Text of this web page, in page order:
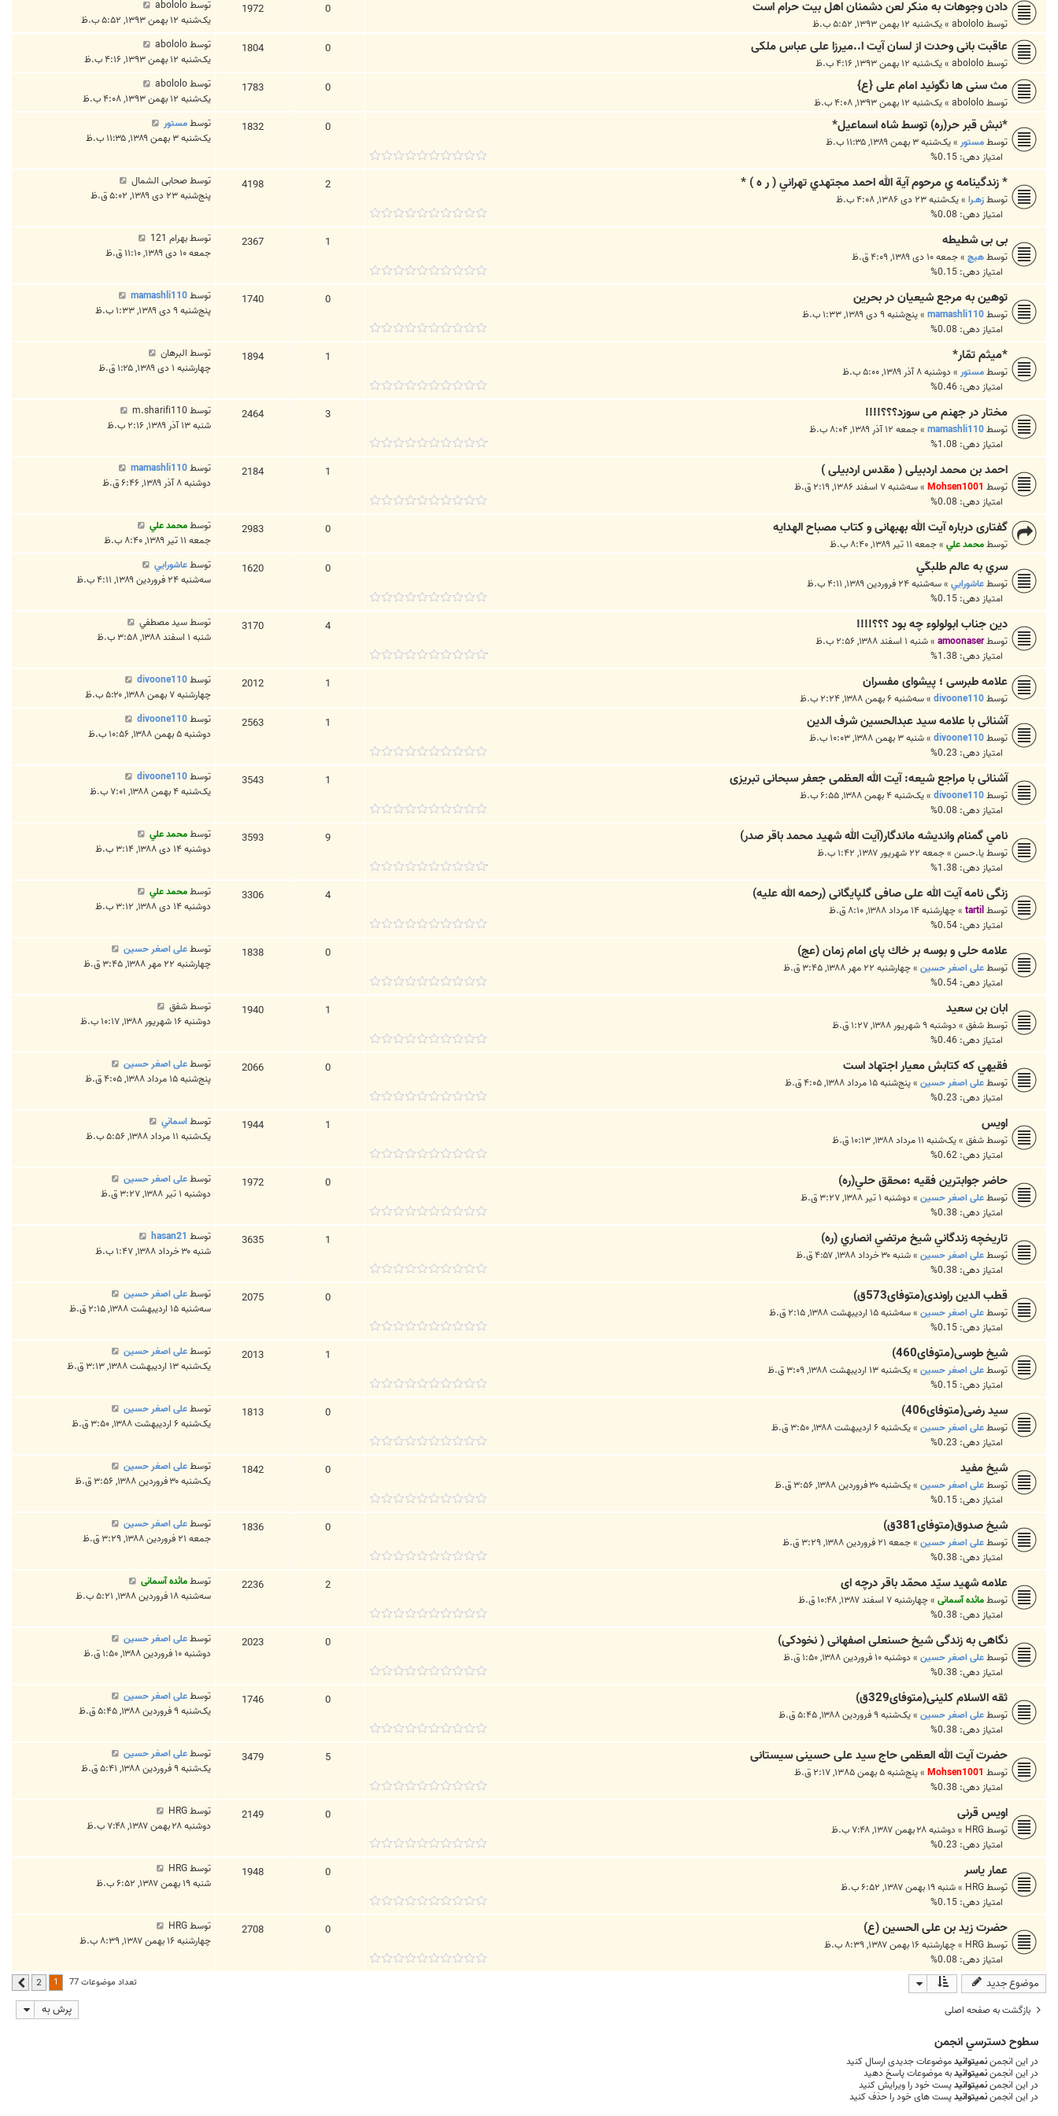
دادن وجوهات به منکر لعن دشمنان اهل بیت حرام است
توسطabololo
»یک‌شنبه ۱۲ بهمن ۱۳۹۳, ۵:۵۲ ب.ظ
0
1972 توسطabololo
یک‌شنبه ۱۲ بهمن ۱۳۹۳, ۵:۵۲ ب.ظ
عاقبت بانی وحدت از لسان آیت ا..میرزا علی عباس ملکی
توسطabololo
»یک‌شنبه ۱۲ بهمن ۱۳۹۳, ۴:۱۶ ب.ظ
0
1804 توسطabololo
یک‌شنبه ۱۲ بهمن ۱۳۹۳, ۴:۱۶ ب.ظ
مث سنی ها نگوئید امام علی {ع}
توسطabololo
»یک‌شنبه ۱۲ بهمن ۱۳۹۳, ۴:۰۸ ب.ظ
0
1783 توسطabololo
یک‌شنبه ۱۲ بهمن ۱۳۹۳, ۴:۰۸ ب.ظ
*نبش قبر حر(ره) توسط شاه اسماعیل*
توسطمستور »یک‌شنبه ۳ بهمن ۱۳۸۹, ۱۱:۳۵ ب.ظ
امتیاز دهی: 0.15%
0
1832 توسطمستور
یک‌شنبه ۳ بهمن ۱۳۸۹, ۱۱:۳۵ ب.ظ
* زندگينامه ي مرحوم آية الله احمد مجتهدي تهراني ( ر ه ) *
توسطزهـرا »یک‌شنبه ۲۳ دی ۱۳۸۶, ۴:۰۸ ب.ظ
امتیاز دهی: 0.08%
2
4198 توسط صحابی الشمال
پنج‌شنبه ۲۳ دی ۱۳۸۹, ۵:۰۲ ق.ظ
بی بی شطیطه
توسطهیچ »جمعه ۱۰ دی ۱۳۸۹, ۴:۰۹ ق.ظ
امتیاز دهی: 0.15%
1
2367 توسطبهرام 121
جمعه ۱۰ دی ۱۳۸۹, ۱۱:۱۰ ق.ظ
توهین به مرجع شیعیان در بحرین
توسطmamashli110
»پنج‌شنبه ۹ دی ۱۳۸۹, ۱:۳۳ ب.ظ
امتیاز دهی: 0.08%
0
1740 توسطmamashli110
پنج‌شنبه ۹ دی ۱۳۸۹, ۱:۳۳ ب.ظ
*میثم تمّار*
توسطمستور » دوشنبه ۸ آذر ۱۳۸۹, ۵:۰۰ ب.ظ
امتیاز دهی: 0.46%
1
1894 توسط البرهان
چهارشنبه ۱ دی ۱۳۸۹, ۱:۲۵ ق.ظ
مختار در جهنم می سوزد؟؟؟!!!!
توسطmamashli110
»جمعه ۱۲ آذر ۱۳۸۹, ۸:۰۴ ب.ظ
امتیاز دهی: 1.08%
3
2464 توسط m.sharifi110
شنبه ۱۳ آذر ۱۳۸۹, ۲:۱۶ ب.ظ
احمد بن محمد اردبيلى ( مقدس اردبيلى )
توسط Mohsen1001
»سه‌شنبه ۷ اسفند ۱۳۸۶, ۲:۱۹ ق.ظ
امتیاز دهی: 0.08%
1
2184 توسطmamashli110
دوشنبه ۸ آذر ۱۳۸۹, ۶:۴۶ ق.ظ
گفتاری درباره آیت الله بهبهانی و کتاب مصباح الهدایه
توسطمحمد علي »جمعه ۱۱ تیر ۱۳۸۹, ۸:۴۰ ب.ظ
0
2983 توسطمحمد علي
جمعه ۱۱ تیر ۱۳۸۹, ۸:۴۰ ب.ظ
سري به عالم طلبكَي
توسطعاشورايي »سه‌شنبه ۲۴ فروردین ۱۳۸۹, ۴:۱۱ ب.ظ
امتیاز دهی: 0.15%
0
1620 توسطعاشورايي
سه‌شنبه ۲۴ فروردین ۱۳۸۹, ۴:۱۱ ب.ظ
دین جناب ابولولوء چه بود ؟؟؟!!!!
توسطamoonaser
»شنبه ۱ اسفند ۱۳۸۸, ۲:۵۶ ب.ظ
امتیاز دهی: 1.38%
4
3170 توسطسيد مصطفي
شنبه ۱ اسفند ۱۳۸۸, ۳:۵۸ ب.ظ
علامه طبرسى ؛ پيشواى مفسران
توسطdivoone110
»سه‌شنبه ۶ بهمن ۱۳۸۸, ۲:۲۴ ب.ظ
1
2012 توسطdivoone110
چهارشنبه ۷ بهمن ۱۳۸۸, ۵:۲۰ ب.ظ
آشنائی با علامه سید عبدالحسین شرف الدین
توسطdivoone110
»شنبه ۳ بهمن ۱۳۸۸, ۱۰:۰۳ ب.ظ
امتیاز دهی: 0.23%
1
2563 توسطdivoone110
دوشنبه ۵ بهمن ۱۳۸۸, ۱۰:۵۶ ب.ظ
آشنائی با مراجع شیعه: آیت الله العظمی جعفر سبحانی تبریزی
توسطdivoone110
»یک‌شنبه ۴ بهمن ۱۳۸۸, ۶:۵۵ ب.ظ
امتیاز دهی: 0.08%
1
3543 توسطdivoone110
یک‌شنبه ۴ بهمن ۱۳۸۸, ۷:۰۱ ب.ظ
نامي گمنام وانديشه ماندگار(آيت الله شهيد محمد باقر صدر)
توسطيا.حسن »جمعه ۲۲ شهریور ۱۳۸۷, ۱:۴۲ ب.ظ
امتیاز دهی: 1.38%
9
3593 توسطمحمد علي
دوشنبه ۱۴ دی ۱۳۸۸, ۳:۱۴ ب.ظ
زنگی نامه آیت الله علی صافی گلپایگانی (رحمه الله علیه)
توسطtartil
»چهارشنبه ۱۴ مرداد ۱۳۸۸, ۸:۱۰ ق.ظ
امتیاز دهی: 0.54%
4
3306 توسطمحمد علي
دوشنبه ۱۴ دی ۱۳۸۸, ۳:۱۲ ب.ظ
علامه حلی و بوسه بر خاك پای امام زمان (عج)
توسطعلی اصغر حسین »چهارشنبه ۲۲ مهر ۱۳۸۸, ۳:۴۵ ق.ظ
امتیاز دهی: 0.54%
0
1838 توسطعلی اصغر حسین
چهارشنبه ۲۲ مهر ۱۳۸۸, ۳:۴۵ ق.ظ
ابان بن سعيد
توسطشفق » دوشنبه ۹ شهریور ۱۳۸۸, ۱:۲۷ ق.ظ
امتیاز دهی: 0.46%
1
1940 توسطشفق
دوشنبه ۱۶ شهریور ۱۳۸۸, ۱۰:۱۷ ب.ظ
فقيهي كه كتابش معيار اجتهاد است
توسطعلی اصغر حسین »پنج‌شنبه ۱۵ مرداد ۱۳۸۸, ۴:۰۵ ق.ظ
امتیاز دهی: 0.23%
0
2066 توسطعلی اصغر حسین
پنج‌شنبه ۱۵ مرداد ۱۳۸۸, ۴:۰۵ ق.ظ
اويس
توسطشفق »یک‌شنبه ۱۱ مرداد ۱۳۸۸, ۱۰:۱۳ ق.ظ
امتیاز دهی: 0.62%
1
1944 توسط اسماني
یک‌شنبه ۱۱ مرداد ۱۳۸۸, ۵:۵۶ ب.ظ
حاضر ‌جواب‏ترين فقيه :محقق حلي(ره)
توسطعلی اصغر حسین » دوشنبه ۱ تیر ۱۳۸۸, ۳:۲۷ ق.ظ
امتیاز دهی: 0.38%
0
1972 توسطعلی اصغر حسین
دوشنبه ۱ تیر ۱۳۸۸, ۳:۲۷ ق.ظ
تاريخچه زندگاني شيخ‌ مرتضي انصاري (ره)
توسطعلی اصغر حسین »شنبه ۳۰ خرداد ۱۳۸۸, ۴:۵۷ ق.ظ
امتیاز دهی: 0.38%
1
3635 توسط hasan21
شنبه ۳۰ خرداد ۱۳۸۸, ۱:۴۷ ب.ظ
قطب الدین راوندی(متوفای573ق)
توسطعلی اصغر حسین »سه‌شنبه ۱۵ اردیبهشت ۱۳۸۸, ۲:۱۵ ق.ظ
امتیاز دهی: 0.15%
0
2075 توسطعلی اصغر حسین
سه‌شنبه ۱۵ اردیبهشت ۱۳۸۸, ۲:۱۵ ق.ظ
شیخ طوسی(متوفای460)
توسطعلی اصغر حسین »یک‌شنبه ۱۳ اردیبهشت ۱۳۸۸, ۳:۰۹ ق.ظ
امتیاز دهی: 0.15%
1
2013 توسطعلی اصغر حسین
یک‌شنبه ۱۳ اردیبهشت ۱۳۸۸, ۳:۱۳ ق.ظ
سید رضی(متوفای406)
توسطعلی اصغر حسین »یک‌شنبه ۶ اردیبهشت ۱۳۸۸, ۳:۵۰ ق.ظ
امتیاز دهی: 0.23%
0
1813 توسطعلی اصغر حسین
یک‌شنبه ۶ اردیبهشت ۱۳۸۸, ۳:۵۰ ق.ظ
شیخ مفید
توسطعلی اصغر حسین »یک‌شنبه ۳۰ فروردین ۱۳۸۸, ۳:۵۶ ق.ظ
امتیاز دهی: 0.15%
0
1842 توسطعلی اصغر حسین
یک‌شنبه ۳۰ فروردین ۱۳۸۸, ۳:۵۶ ق.ظ
شیخ صدوق(متوفای381ق)
توسطعلی اصغر حسین »جمعه ۲۱ فروردین ۱۳۸۸, ۳:۲۹ ق.ظ
امتیاز دهی: 0.38%
0
1836 توسطعلی اصغر حسین
جمعه ۲۱ فروردین ۱۳۸۸, ۳:۲۹ ق.ظ
علامه شهید سیّد محمّد باقر درچه ای
توسطمائده آسمانی »چهارشنبه ۷ اسفند ۱۳۸۷, ۱۰:۴۸ ق.ظ
امتیاز دهی: 0.38%
2
2236 توسطمائده آسمانی
سه‌شنبه ۱۸ فروردین ۱۳۸۸, ۵:۲۱ ب.ظ
نگاهی به زندگی شیخ حسنعلی اصفهانی ( نخودکی)
توسطعلی اصغر حسین » دوشنبه ۱۰ فروردین ۱۳۸۸, ۱:۵۰ ق.ظ
امتیاز دهی: 0.38%
0
2023 توسطعلی اصغر حسین
دوشنبه ۱۰ فروردین ۱۳۸۸, ۱:۵۰ ق.ظ
ثقه الاسلام کلینی(متوفای329ق)
توسطعلی اصغر حسین »یک‌شنبه ۹ فروردین ۱۳۸۸, ۵:۴۵ ق.ظ
امتیاز دهی: 0.38%
0
1746 توسطعلی اصغر حسین
یک‌شنبه ۹ فروردین ۱۳۸۸, ۵:۴۵ ق.ظ
حضرت آيت الله العظمى حاج سيد على حسينى سيستانى
توسط Mohsen1001
»پنج‌شنبه ۵ بهمن ۱۳۸۵, ۲:۱۷ ق.ظ
امتیاز دهی: 0.38%
5
3479 توسطعلی اصغر حسین
یک‌شنبه ۹ فروردین ۱۳۸۸, ۵:۴۱ ق.ظ
اویس قرنی
توسطHRG
» دوشنبه ۲۸ بهمن ۱۳۸۷, ۷:۴۸ ب.ظ
امتیاز دهی: 0.23%
0
2149 توسطHRG
دوشنبه ۲۸ بهمن ۱۳۸۷, ۷:۴۸ ب.ظ
عمار یاسر
توسطHRG
»شنبه ۱۹ بهمن ۱۳۸۷, ۶:۵۲ ب.ظ
امتیاز دهی: 0.15%
0
1948 توسطHRG
شنبه ۱۹ بهمن ۱۳۸۷, ۶:۵۲ ب.ظ
حضرت زید بن علی الحسین (ع)
توسطHRG
»چهارشنبه ۱۶ بهمن ۱۳۸۷, ۸:۳۹ ب.ظ
امتیاز دهی: 0.08%
0
2708 توسطHRG
چهارشنبه ۱۶ بهمن ۱۳۸۷, ۸:۳۹ ب.ظ
موضوع جدید تعداد موضوعات 77 1
2 بعدی
بازگشت به صفحه اصلی پرش به
سطوح دسترسي انجمن
در این انجمننمیتوانیدموضوعات جدیدی ارسال کنید
در این انجمننمیتوانیدبه موضوعات پاسخ دهید
در این انجمننمیتوانیدپست خود را ویرایش کنید
در این انجمننمیتوانیدپست های خود را حذف کنید